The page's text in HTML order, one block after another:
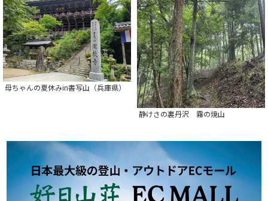
母ちゃんの夏休みin書写山（兵庫県）
静けさの裏丹沢 霧の焼山